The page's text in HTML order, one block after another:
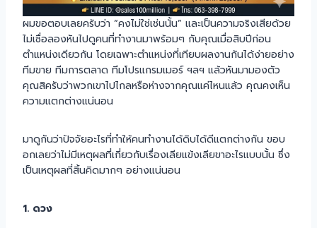
ผมขอตอบเลยครับว่า “คงไม่ใช่เช่นนั้น” และเป็นความจริงเสียด้วย
ไม่เชื่อลองหันไปดูคนที่ทำงานมาพร้อมๆ กับคุณเมื่อสิบปีก่อน
ตำแหน่งเดียวกัน โดยเฉพาะตำแหน่งที่เทียบผลงานกันได้ง่ายอย่าง
ทีมขาย ทีมการตลาด ทีมโปรแกรมเมอร์ ฯลฯ แล้วหันมามองตัว
คุณสิครับว่าพวกเขาไปไกลหรือห่างจากคุณแค่ไหนแล้ว คุณคงเห็น
ความแตกต่างแน่นอน
มาดูกันว่าปัจจัยอะไรที่ทำให้คนทำงานได้ดิบได้ดีแตกต่างกัน ขอบ
อกเลยว่าไม่มีเหตุผลที่เกี่ยวกับเรื่องเลียแข้งเลียขาอะไรแบบนั้น ซึ่ง
เป็นเหตุผลที่สิ้นคิดมากๆ อย่างแน่นอน
1. ดวง